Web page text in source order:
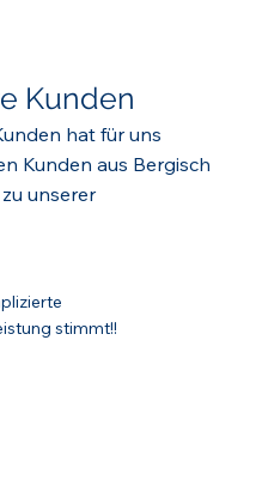
Kunden
hat für uns
Kunden aus Bergisch
unserer
stimmt!!